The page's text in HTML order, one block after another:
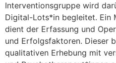
Interventionsgruppe wird
Digital-Lots*in begleitet. Ein
dient der Erfassung und
und Erfolgsfaktoren. Dieser
qualitativen Erhebung mit